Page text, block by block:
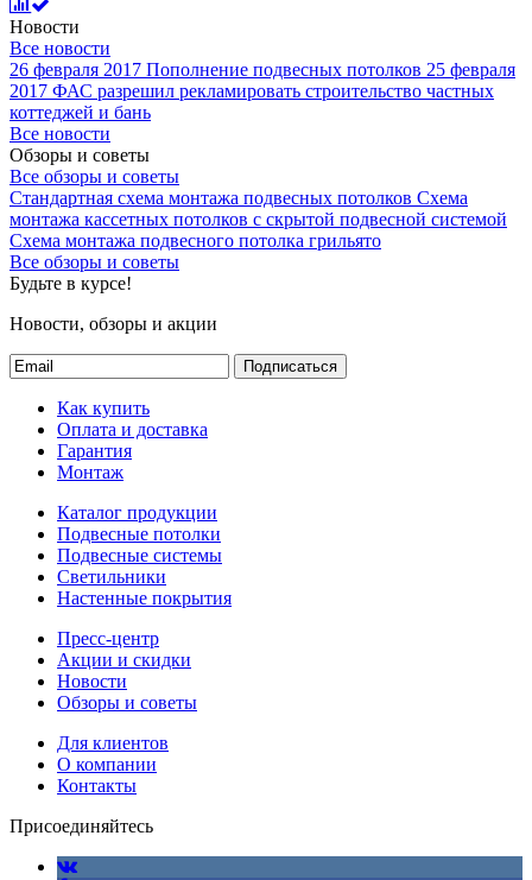
Новости
Все новости
26 февраля 2017 Пополнение подвесных потолков 25 февраля
2017 ФАС разрешил рекламировать строительство частных
коттеджей и бань
Все новости
Обзоры и советы
Все обзоры и советы
Стандартная схема монтажа подвесных потолков Схема
монтажа кассетных потолков с скрытой подвесной системой
Схема монтажа подвесного потолка грильято
Все обзоры и советы
Будьте в курсе!
Новости, обзоры и акции
Подписаться
Как купить
Оплата и доставка
Гарантия
Монтаж
Каталог продукции
Подвесные потолки
Подвесные системы
Светильники
Настенные покрытия
Пресс-центр
Акции и скидки
Новости
Обзоры и советы
Для клиентов
О компании
Контакты
Присоединяйтесь